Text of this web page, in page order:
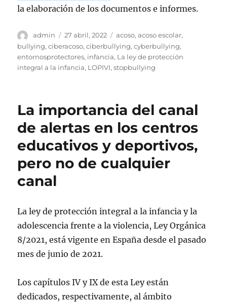
la elaboración de los documentos e informes.
Autor
admin
Publicado
el
27 abril, 2022 Etiquetas
acoso,acoso escolar,
bullying,ciberacoso,ciberbullying,cyberbullying,
entornosprotectores, infancia, La ley de protección
integral a la infancia, LOPIVI,stopbullying
La importancia del canal
de alertas en los centros
educativos y deportivos,
pero no de cualquier
canal
La ley de protección integral a la infancia y la
adolescencia frente a la violencia, Ley Orgánica
8/2021, está vigente en España desde el pasado
mes de junio de 2021.
Los capítulos IV y IX de esta Ley están
dedicados, respectivamente, al ámbito